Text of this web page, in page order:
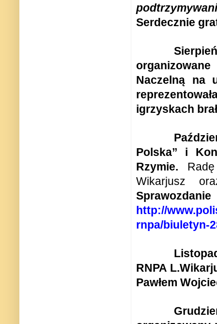
Serdecznie
Naczelną na
igrzyskach
Polska” i
Rzymie.
Wikarjusz
http://
rnpa/biuletyn-
RNPA
Pawłem